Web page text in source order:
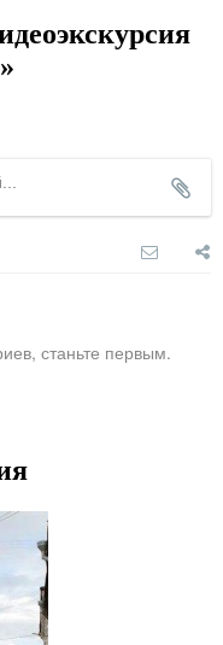
станьте первым.